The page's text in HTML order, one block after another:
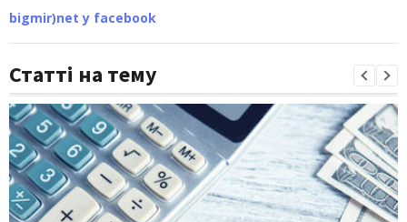
bigmir)net у facebook
Статті на тему